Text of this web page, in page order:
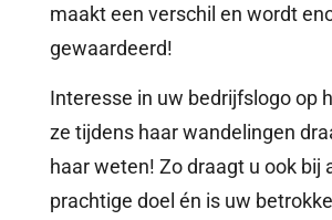
maakt een verschil en wordt
gewaardeerd!
Interesse in uw bedrijfslogo op
ze tijdens haar wandelingen
haar weten! Zo draagt u ook bij
prachtige doel én is uw